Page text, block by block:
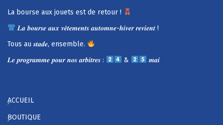
La bourse aux jouets est de retour !
𝑳𝒂 𝒃𝒐𝒖𝒓𝒔𝒆 𝒂𝒖𝒙 𝒗𝒆̂𝒕𝒆𝒎𝒆𝒏𝒕𝒔 𝒂𝒖𝒕𝒐𝒎𝒏𝒆-𝒉𝒊𝒗𝒆𝒓 𝒓𝒆𝒗𝒊𝒆𝒏𝒕 !
Tous au 𝒔𝒕𝒂𝒅𝒆, ensemble.
𝑳𝒆 𝒑𝒓𝒐𝒈𝒓𝒂𝒎𝒎𝒆 𝒑𝒐𝒖𝒓 𝒏𝒐𝒔 𝒂𝒓𝒃𝒊𝒕𝒓𝒆𝒔 :
& 𝒎𝒂𝒊
ACCUEIL
BOUTIQUE